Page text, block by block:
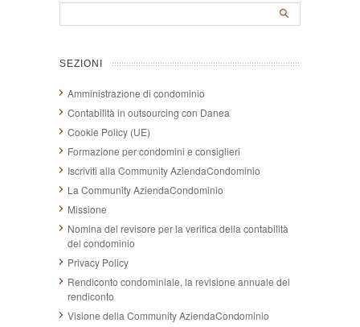
SEZIONI
Amministrazione di condominio
Contabilità in outsourcing con Danea
Cookie Policy (UE)
Formazione per condomini e consiglieri
Iscriviti alla Community AziendaCondominio
La Community AziendaCondominio
Missione
Nomina del revisore per la verifica della contabilità
del condominio
Privacy Policy
Rendiconto condominiale, la revisione annuale del
rendiconto
Visione della Community AziendaCondominio